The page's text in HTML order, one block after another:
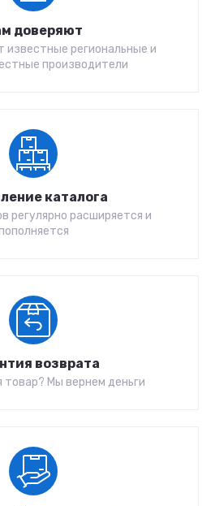
доверяют
известные региональные и
производители
каталога
регулярно расширяется и
пополняется
возврата
товар? Мы вернем деньги